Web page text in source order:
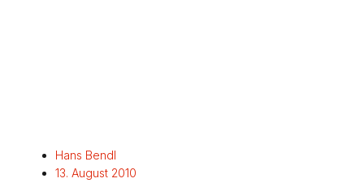
Hans Bendl
13. August 2010